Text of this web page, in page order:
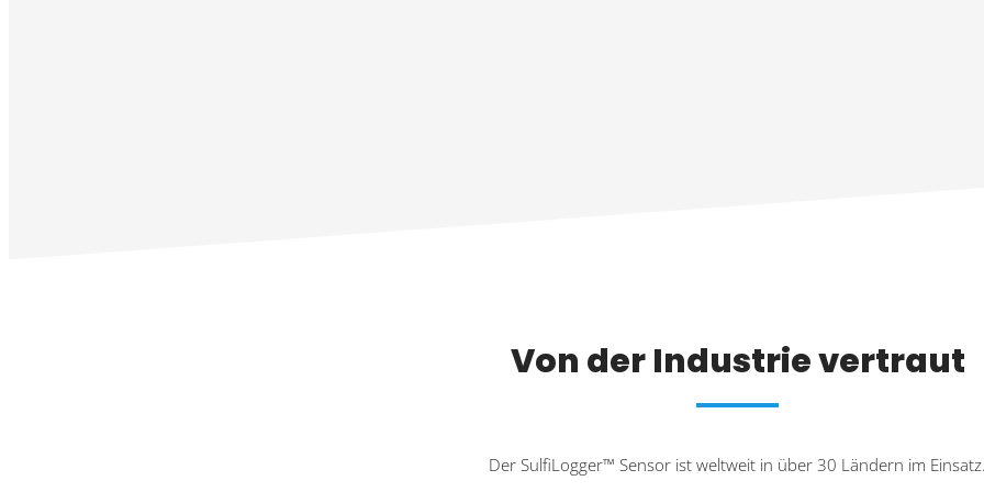
Von der Industrie vertraut
Der SulfiLogger™ Sensor ist weltweit in über 30 Ländern im